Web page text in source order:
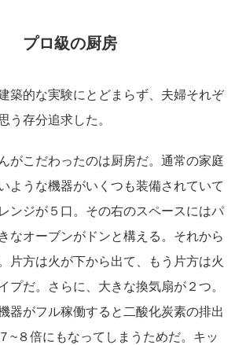
プロ級の厨房
築的な実験にとどまらず、夫婦それぞ
う存分追求した。
がこだわったのは厨房だ。通常の家庭
ような機器がいくつも装備されていて
ンジが５口。その右のスペースにはパ
なオーブンがドンと構える。それから
片方は火が下から出て、もう片方は火
プだ。さらに、大きな換気扇が２つ。
器がフル稼働すると二酸化炭素の排出
~８倍にもなってしまうためだ。キッ